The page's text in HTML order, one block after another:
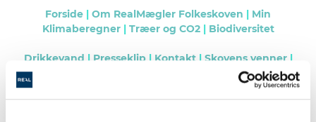
Forside | Om RealMægler Folkeskoven | Min
Klimaberegner | Træer og CO2 | Biodiversitet
Drikkevand | Presseklip | Kontakt | Skovens venner |
Børn bygger boliger